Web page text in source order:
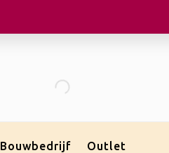
Bouwbedrijf Outlet